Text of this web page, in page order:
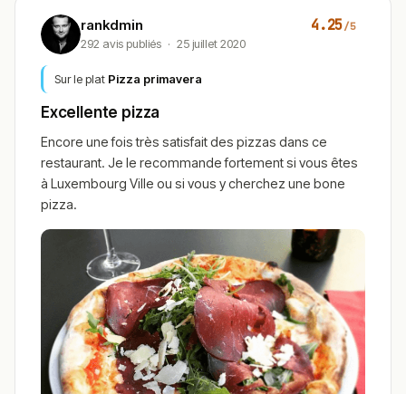
rankdmin
292 avis publiés · 25 juillet 2020
4.25/5
Sur le plat Pizza primavera
Excellente pizza
Encore une fois très satisfait des pizzas dans ce
restaurant. Je le recommande fortement si vous êtes
à Luxembourg Ville ou si vous y cherchez une bone
pizza.